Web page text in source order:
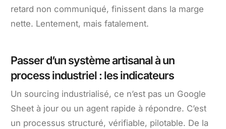
retard non communiqué, finissent dans la marge
nette. Lentement, mais fatalement.
Passer d’un système artisanal à un
process industriel : les indicateurs
Un sourcing industrialisé, ce n’est pas un Google
Sheet à jour ou un agent rapide à répondre. C’est
un processus structuré, vérifiable, pilotable. De la